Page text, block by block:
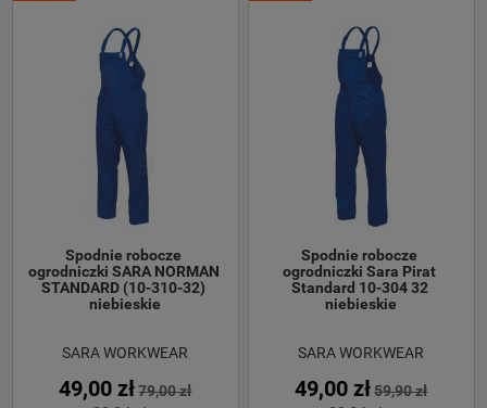
Spodnie robocze
ogrodniczki SARA NORMAN
STANDARD (10-310-32)
niebieskie
SARA WORKWEAR
49,00 zł 79,00 zł
Spodnie robocze
ogrodniczki Sara Pirat
Standard 10-304 32
niebieskie
SARA WORKWEAR
49,00 zł 59,90 zł